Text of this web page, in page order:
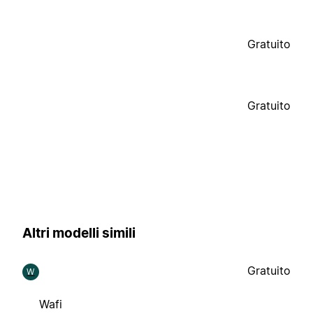
Gratuito
Gratuito
Altri modelli simili
W
Wafi
Gratuito